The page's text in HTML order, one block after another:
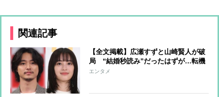
関連記事
【全文掲載】広瀬すずと山崎賢人が破
局 “結婚秒読み”だったはずが…転機
は昨年秋、じっくり話し合い“今は仕
エンタメ